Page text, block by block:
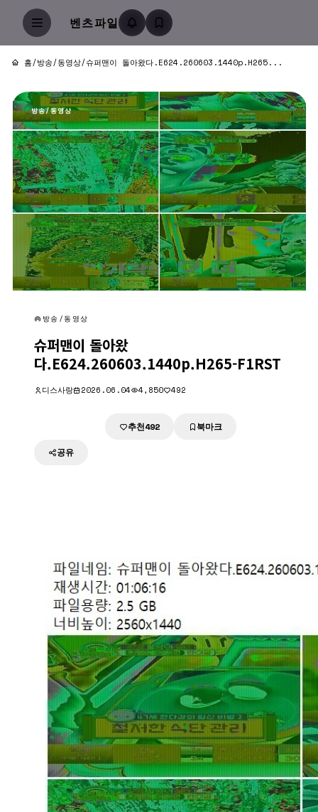
벤츠파일
홈/방송/동영상/슈퍼맨이 돌아왔다.E624.260603.1440p.H265...
방송/동영상
방송/동영상
슈퍼맨이 돌아왔
다.E624.260603.1440p.H265-F1RST
디스사랑 2026.06.04 4,850 492
추천492 북마크
공유